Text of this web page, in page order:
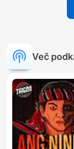
Več